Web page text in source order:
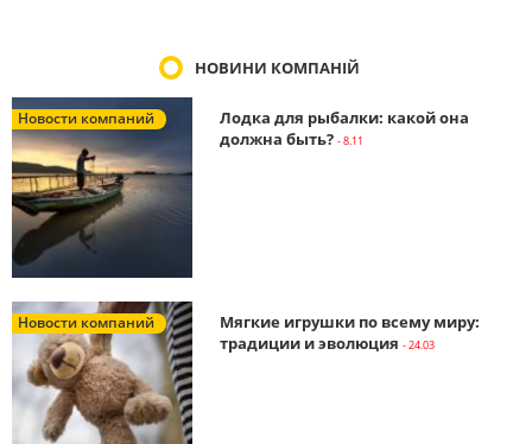
НОВИНИ КОМПАНІЙ
Новости компаний
Лодка для рыбалки: какой она
должна быть? - 8.11
Новости компаний
Мягкие игрушки по всему миру:
традиции и эволюция - 24.03